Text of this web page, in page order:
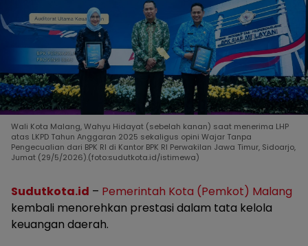
Wali Kota Malang, Wahyu Hidayat (sebelah kanan) saat menerima LHP
atas LKPD Tahun Anggaran 2025 sekaligus opini Wajar Tanpa
Pengecualian dari BPK RI di Kantor BPK RI Perwakilan Jawa Timur, Sidoarjo,
Jumat (29/5/2026).(foto:sudutkota.id/istimewa)
Sudutkota.id – Pemerintah Kota (Pemkot) Malang
kembali menorehkan prestasi dalam tata kelola
keuangan daerah.